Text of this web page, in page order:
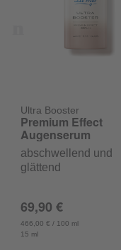
Ultra Booster
Premium Effect
Augenserum
abschwellend und
glättend
15 ml
466,00 € / 100 ml
69,90 €